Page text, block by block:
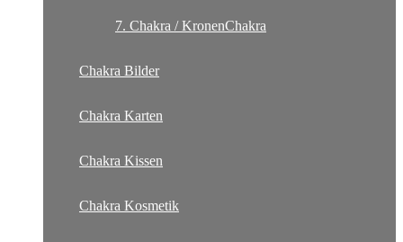
7. Chakra / KronenChakra
Chakra Bilder
Chakra Karten
Chakra Kissen
Chakra Kosmetik